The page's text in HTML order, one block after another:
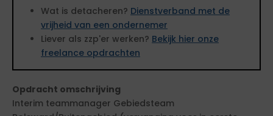
Wat is detacheren? Dienstverband met de
vrijheid van een ondernemer
Liever als zzp'er werken? Bekijk hier onze
freelance opdrachten
Opdracht omschrijving
Interim teammanager Gebiedsteam